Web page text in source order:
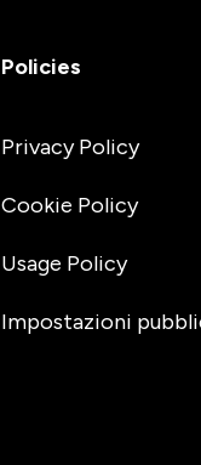
Policies
Privacy Policy
Cookie Policy
Usage Policy
Impostazioni